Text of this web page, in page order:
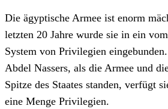
Die ägyptische Armee ist enorm
letzten 20 Jahre wurde sie in ein
System von Privilegien
Abdel Nassers, als die Armee und
Spitze des Staates standen, verfügt
eine Menge Privilegien.